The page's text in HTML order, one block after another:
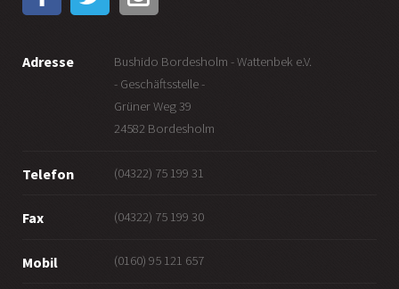
Adresse
Bushido Bordesholm - Wattenbek e.V.
- Geschäftsstelle -
Grüner Weg 39
24582 Bordesholm
Telefon (04322) 75 199 31
Fax (04322) 75 199 30
Mobil (0160) 95 121 657